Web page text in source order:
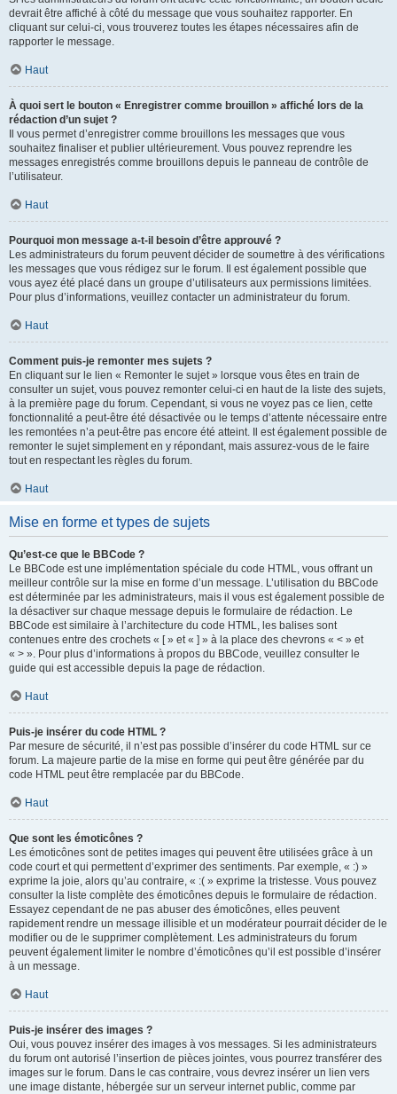
devrait être affiché à côté du message que vous souhaitez rapporter. En
cliquant sur celui-ci, vous trouverez toutes les étapes nécessaires afin de
rapporter le message.
Haut
À quoi sert le bouton « Enregistrer comme brouillon » affiché lors de la
rédaction d’un sujet ?
Il vous permet d’enregistrer comme brouillons les messages que vous
souhaitez finaliser et publier ultérieurement. Vous pouvez reprendre les
messages enregistrés comme brouillons depuis le panneau de contrôle de
l’utilisateur.
Haut
Pourquoi mon message a-t-il besoin d’être approuvé ?
Les administrateurs du forum peuvent décider de soumettre à des vérifications
les messages que vous rédigez sur le forum. Il est également possible que
vous ayez été placé dans un groupe d’utilisateurs aux permissions limitées.
Pour plus d’informations, veuillez contacter un administrateur du forum.
Haut
Comment puis-je remonter mes sujets ?
En cliquant sur le lien « Remonter le sujet » lorsque vous êtes en train de
consulter un sujet, vous pouvez remonter celui-ci en haut de la liste des sujets,
à la première page du forum. Cependant, si vous ne voyez pas ce lien, cette
fonctionnalité a peut-être été désactivée ou le temps d’attente nécessaire entre
les remontées n’a peut-être pas encore été atteint. Il est également possible de
remonter le sujet simplement en y répondant, mais assurez-vous de le faire
tout en respectant les règles du forum.
Haut
Mise en forme et types de sujets
Qu’est-ce que le BBCode ?
Le BBCode est une implémentation spéciale du code HTML, vous offrant un
meilleur contrôle sur la mise en forme d’un message. L’utilisation du BBCode
est déterminée par les administrateurs, mais il vous est également possible de
la désactiver sur chaque message depuis le formulaire de rédaction. Le
BBCode est similaire à l’architecture du code HTML, les balises sont
contenues entre des crochets « [ » et « ] » à la place des chevrons « < » et
« > ». Pour plus d’informations à propos du BBCode, veuillez consulter le
guide qui est accessible depuis la page de rédaction.
Haut
Puis-je insérer du code HTML ?
Par mesure de sécurité, il n’est pas possible d’insérer du code HTML sur ce
forum. La majeure partie de la mise en forme qui peut être générée par du
code HTML peut être remplacée par du BBCode.
Haut
Que sont les émoticônes ?
Les émoticônes sont de petites images qui peuvent être utilisées grâce à un
code court et qui permettent d’exprimer des sentiments. Par exemple, « :) »
exprime la joie, alors qu’au contraire, « :( » exprime la tristesse. Vous pouvez
consulter la liste complète des émoticônes depuis le formulaire de rédaction.
Essayez cependant de ne pas abuser des émoticônes, elles peuvent
rapidement rendre un message illisible et un modérateur pourrait décider de le
modifier ou de le supprimer complètement. Les administrateurs du forum
peuvent également limiter le nombre d’émoticônes qu’il est possible d’insérer
à un message.
Haut
Puis-je insérer des images ?
Oui, vous pouvez insérer des images à vos messages. Si les administrateurs
du forum ont autorisé l’insertion de pièces jointes, vous pourrez transférer des
images sur le forum. Dans le cas contraire, vous devrez insérer un lien vers
une image distante, hébergée sur un serveur internet public, comme par